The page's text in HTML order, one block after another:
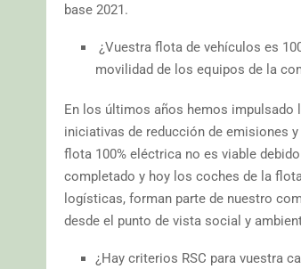
base 2021.
¿Vuestra flota de vehículos es
movilidad de los equipos de la
En los últimos años hemos impulsado
iniciativas de reducción de emisiones
flota 100% eléctrica no es viable
completado y hoy los coches de la
logísticas, forman parte de nuestro
desde el punto de vista social y
¿Hay criterios RSC para vuestra